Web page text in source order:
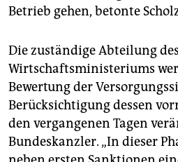
Betrieb gehen, betonte
Die zuständige Abteilung des
Wirtschaftsministeriums
Bewertung der
Berücksichtigung dessen
den vergangenen Tagen
Bundeskanzler. „In dieser